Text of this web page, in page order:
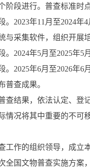
阶段进行。普查标准时
。2023年11月至2024
与采集软件，组织开展
。2024年5月至2025年
。2025年6月至2026
普查成果。
查结果，依法认定、登
情况将其中重要的不可
工作的组织领导，成立
全国文物普查实施方案